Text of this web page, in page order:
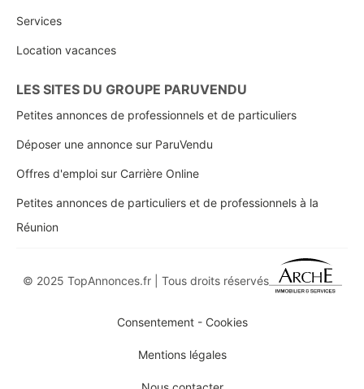
Services
Location vacances
LES SITES DU GROUPE PARUVENDU
Petites annonces de professionnels et de particuliers
Déposer une annonce sur ParuVendu
Offres d'emploi sur Carrière Online
Petites annonces de particuliers et de professionnels à la
Réunion
© 2025 TopAnnonces.fr | Tous droits réservés
Consentement - Cookies
Mentions légales